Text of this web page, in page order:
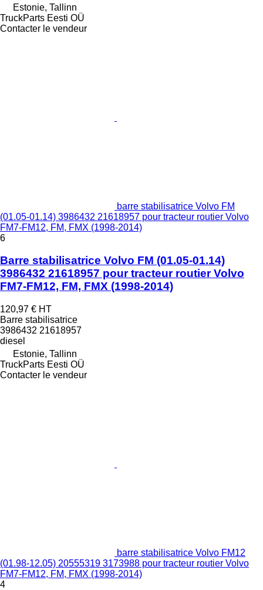
Estonie, Tallinn
TruckParts Eesti OÜ
Contacter le vendeur
barre stabilisatrice Volvo FM
(01.05-01.14) 3986432 21618957 pour tracteur routier Volvo
FM7-FM12, FM, FMX (1998-2014)
6
Barre stabilisatrice Volvo FM (01.05-01.14)
3986432 21618957 pour tracteur routier Volvo
FM7-FM12, FM, FMX (1998-2014)
120,97 € HT
Barre stabilisatrice
3986432 21618957
diesel
Estonie, Tallinn
TruckParts Eesti OÜ
Contacter le vendeur
barre stabilisatrice Volvo FM12
(01.98-12.05) 20555319 3173988 pour tracteur routier Volvo
FM7-FM12, FM, FMX (1998-2014)
4